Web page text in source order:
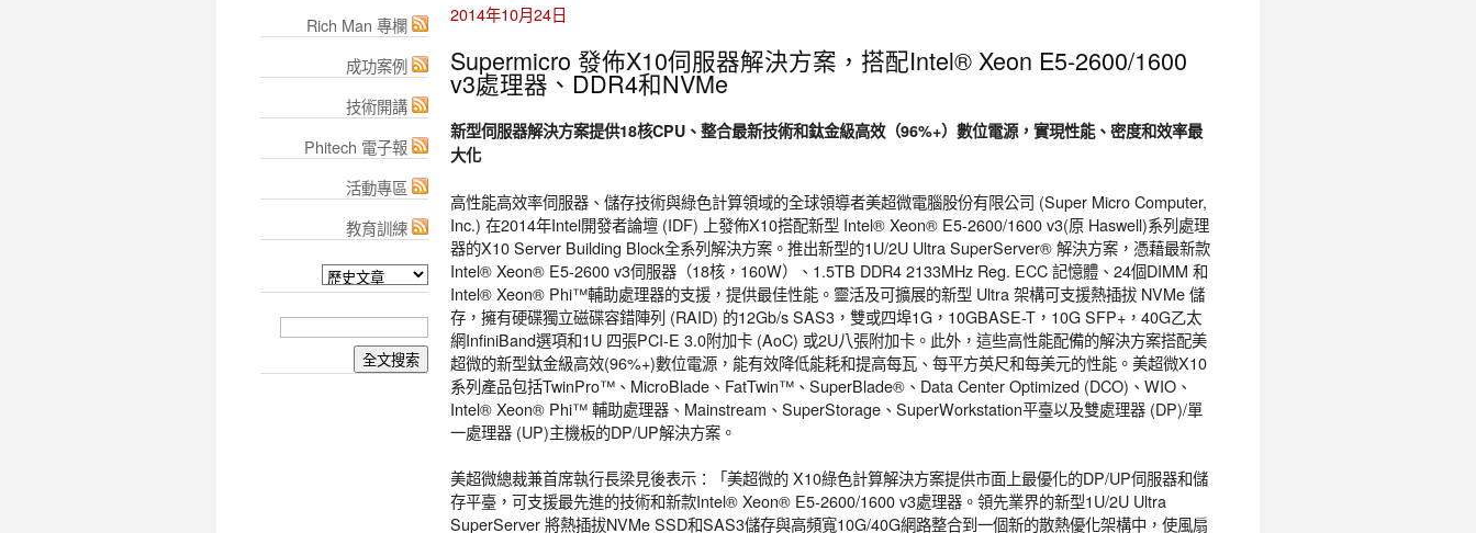
Rich Man 專欄
成功案例
技術開講
Phitech 電子報
活動專區
教育訓練
2014年10月24日
Supermicro 發佈X10伺服器解決方案，搭配Intel® Xeon E5-2600/1600
v3處理器、DDR4和NVMe
新型伺服器解決方案提供18核CPU、整合最新技術和鈦金級高效（96%+）數位電源，實現性能、密度和效率最
大化
高性能高效率伺服器、儲存技術與綠色計算領域的全球領導者美超微電腦股份有限公司 (Super Micro Computer,
Inc.) 在2014年Intel開發者論壇 (IDF) 上發佈X10搭配新型 Intel® Xeon® E5-2600/1600 v3(原 Haswell)系列處理
器的X10 Server Building Block全系列解決方案。推出新型的1U/2U Ultra SuperServer® 解決方案，憑藉最新款
Intel® Xeon® E5-2600 v3伺服器（18核，160W）、1.5TB DDR4 2133MHz Reg. ECC 記憶體、24個DIMM 和
Intel® Xeon® Phi™輔助處理器的支援，提供最佳性能。靈活及可擴展的新型 Ultra 架構可支援熱插拔 NVMe 儲
存，擁有硬碟獨立磁碟容錯陣列 (RAID) 的12Gb/s SAS3，雙或四埠1G，10GBASE-T，10G SFP+，40G乙太
網InfiniBand選項和1U 四張PCI-E 3.0附加卡 (AoC) 或2U八張附加卡。此外，這些高性能配備的解決方案搭配美
超微的新型鈦金級高效(96%+)數位電源，能有效降低能耗和提高每瓦、每平方英尺和每美元的性能。美超微X10
系列產品包括TwinPro™、MicroBlade、FatTwin™、SuperBlade®、Data Center Optimized (DCO)、WIO、
Intel® Xeon® Phi™ 輔助處理器、Mainstream、SuperStorage、SuperWorkstation平臺以及雙處理器 (DP)/單
一處理器 (UP)主機板的DP/UP解決方案。
美超微總裁兼首席執行長梁見後表示：「美超微的 X10綠色計算解決方案提供市面上最優化的DP/UP伺服器和儲
存平臺，可支援最先進的技術和新款Intel® Xeon® E5-2600/1600 v3處理器。領先業界的新型1U/2U Ultra
SuperServer 將熱插拔NVMe SSD和SAS3儲存與高頻寬10G/40G網路整合到一個新的散熱優化架構中，使風扇